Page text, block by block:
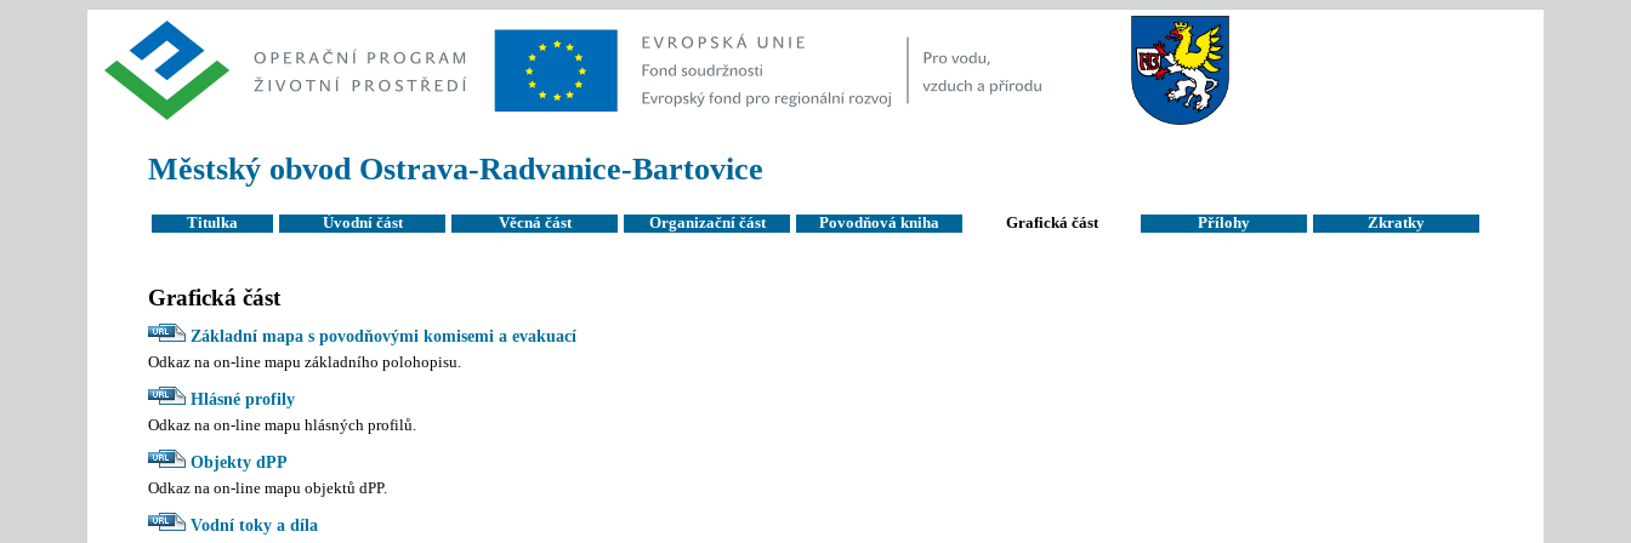
Městský obvod Ostrava-Radvanice-Bartovice
Titulka Úvodní část Věcná část Organizační část Povodňová kniha Grafická část Přílohy Zkratky
Grafická část
Základní mapa s povodňovými komisemi a evakuací
Odkaz na on-line mapu základního polohopisu.
Hlásné profily
Odkaz na on-line mapu hlásných profilů.
Objekty dPP
Odkaz na on-line mapu objektů dPP.
Vodní toky a díla